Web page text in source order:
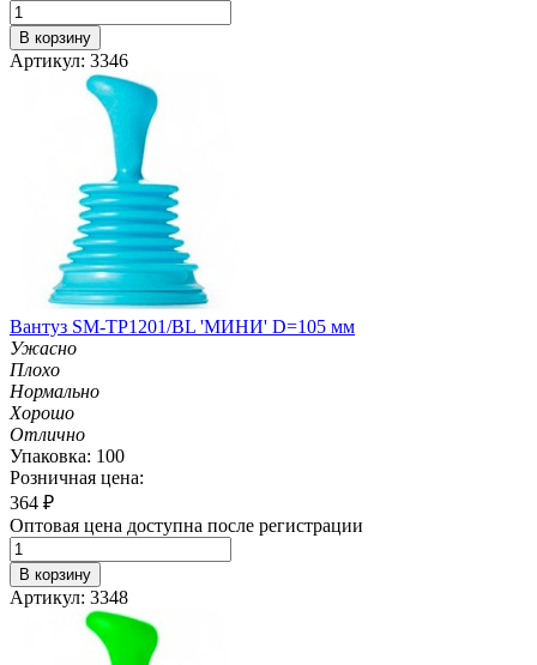
В корзину
Артикул: 3346
Вантуз SM-TP1201/BL 'МИНИ' D=105 мм
Ужасно
Плохо
Нормально
Хорошо
Отлично
Упаковка: 100
Розничная цена:
364 ₽
Оптовая цена доступна после регистрации
В корзину
Артикул: 3348